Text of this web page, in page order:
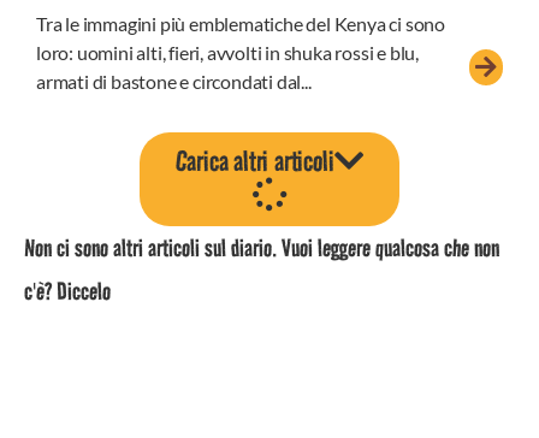
Tra le immagini più emblematiche del Kenya ci sono
loro: uomini alti, fieri, avvolti in shuka rossi e blu,
armati di bastone e circondati dal...
Carica altri articoli
Non ci sono altri articoli sul diario. Vuoi leggere qualcosa che non
c'è? Diccelo